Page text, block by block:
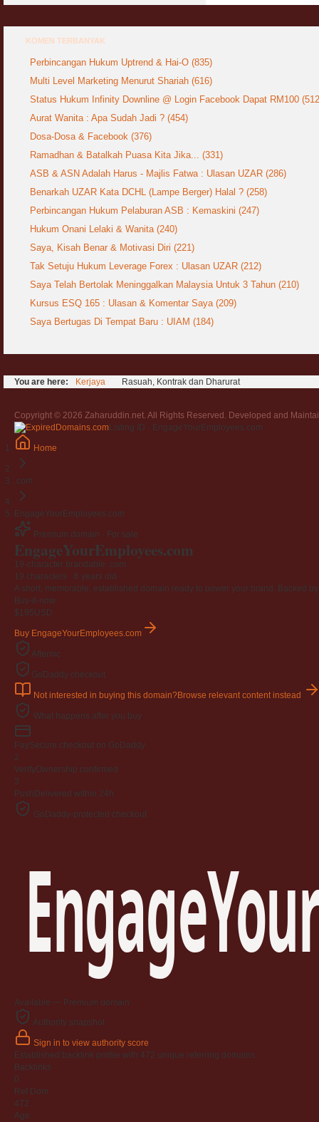
KOMEN TERBANYAK
Perbincangan Hukum Uptrend & Hai-O (835)
Multi Level Marketing Menurut Shariah (616)
Status Hukum Infinity Downline @ Login Facebook Dapat RM100
Aurat Wanita : Apa Sudah Jadi ? (454)
Dosa-Dosa & Facebook (376)
Ramadhan & Batalkah Puasa Kita Jika... (331)
ASB & ASN Adalah Harus - Majlis Fatwa : Ulasan UZAR (286)
Benarkah UZAR Kata DCHL (Lampe Berger) Halal ? (258)
Perbincangan Hukum Pelaburan ASB : Kemaskini (247)
Hukum Onani Lelaki & Wanita (240)
Saya, Kisah Benar & Motivasi Diri (221)
Tak Setuju Hukum Leverage Forex : Ulasan UZAR (212)
Saya Telah Bertolak Meninggalkan Malaysia Untuk 3 Tahun (210)
Kursus ESQ 165 : Ulasan & Komentar Saya (209)
Saya Bertugas Di Tempat Baru : UIAM (184)
You are here: Kerjaya Rasuah, Kontrak dan Dharurat
Copyright © 2026 Zaharuddin.net. All Rights Reserved. Developed and
Listing ID · EngageYourEmployees.com
Home
.com
EngageYourEmployees.com
Premium domain · For sale
EngageYourEmployees.com
19-character brandable .com
19 characters · 6 years old
A short, memorable, established domain ready to power your brand. Backed
Buy-it-now
$195USD
Buy EngageYourEmployees.com
Afternic
GoDaddy checkout
Not interested in buying this domain?Browse relevant content instead
What happens after you buy
PaySecure checkout on GoDaddy
2
VerifyOwnership confirmed
3
Push Delivered within 24h
GoDaddy-protected checkout
Available — Premium domain
Authority snapshot
Sign in to view authority score
Established backlink profile with 472 unique referring domains.
Backlinks
0
Ref Dom
472
Age